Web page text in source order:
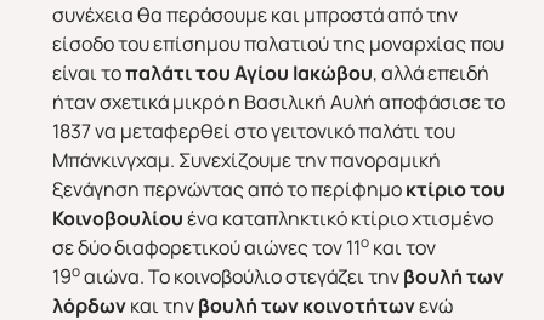
συνέχεια θα περάσουμε και μπροστά από την
είσοδο του επίσημου παλατιού της μοναρχίας που
είναι τοπαλάτι του Αγίου Ιακώβου, αλλά επειδή
ήταν σχετικά μικρό η Βασιλική Αυλή αποφάσισε το
1837 να μεταφερθεί στο γειτονικό παλάτι του
Μπάνκινγχαμ. Συνεχίζουμε την πανοραμική
ξενάγηση περνώντας από το περίφημοκτίριο του
Κοινοβουλίουένα καταπληκτικό κτίριο χτισμένο
σε δύο διαφορετικού αιώνες τον 11οκαι τον
19οαιώνα. Το κοινοβούλιο στεγάζει τηνβουλή των
λόρδωνκαι τηνβουλή των κοινοτήτωνενώ